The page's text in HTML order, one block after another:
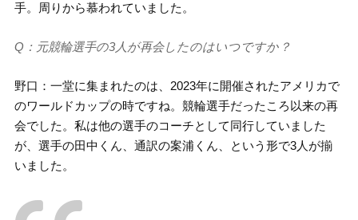
手。周りから慕われていました。
Q：元競輪選手の3人が再会したのはいつですか？
野口：一堂に集まれたのは、2023年に開催されたアメリカで
のワールドカップの時ですね。競輪選手だったころ以来の再
会でした。私は他の選手のコーチとして同行していました
が、選手の田中くん、通訳の案浦くん、という形で3人が揃
いました。